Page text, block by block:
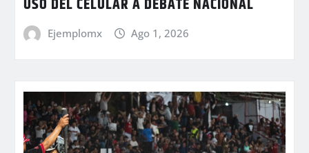
USO DEL CELULAR A DEBATE NACIONAL
Ejemplomx Ago 1, 2026